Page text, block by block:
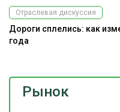
Рынок
Отраслевая дискуссия
Дороги сплелись: как
года